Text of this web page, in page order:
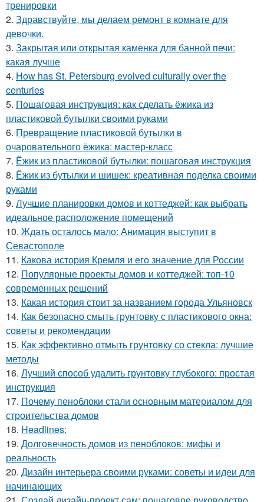
тренировки
2. Здравствуйте, мы делаем ремонт в комнате для
девочки.
3. Закрытая или открытая каменка для банной печи:
какая лучше
4. How has St. Petersburg evolved culturally over the
centuries
5. Пошаговая инструкция: как сделать ёжика из
пластиковой бутылки своими руками
6. Превращение пластиковой бутылки в
очаровательного ёжика: мастер-класс
7. Ёжик из пластиковой бутылки: пошаговая инструкция
8. Ёжик из бутылки и шишек: креативная поделка своими
руками
9. Лучшие планировки домов и коттеджей: как выбрать
идеальное расположение помещений
10. Ждать осталось мало: Анимация выступит в
Севастополе
11. Какова история Кремля и его значение для России
12. Популярные проекты домов и коттеджей: топ-10
современных решений
13. Какая история стоит за названием города Ульяновск
14. Как безопасно смыть грунтовку с пластикового окна:
советы и рекомендации
15. Как эффективно отмыть грунтовку со стекла: лучшие
методы
16. Лучший способ удалить грунтовку глубокого: простая
инструкция
17. Почему пеноблоки стали основным материалом для
строительства домов
18. Headlines:
19. Долговечность домов из пеноблоков: мифы и
реальность
20. Дизайн интерьера своими руками: советы и идеи для
начинающих